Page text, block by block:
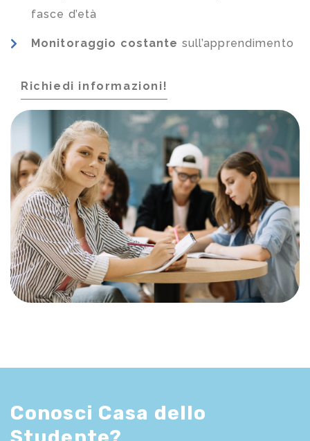
fasce d’età
Monitoraggio costante sull’apprendimento
Richiedi informazioni!
Conosci Casa dello